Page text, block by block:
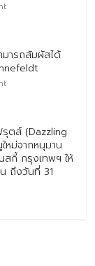
ารถสัมผัสได้
ตส์ (Dazzling
หม่จากหนุมาน
สกี้ กรุงเทพฯ ให้
ถึงวันที่ 31